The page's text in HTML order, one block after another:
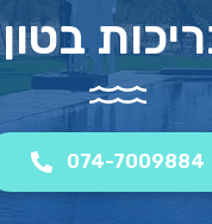
בטון
074-7009884